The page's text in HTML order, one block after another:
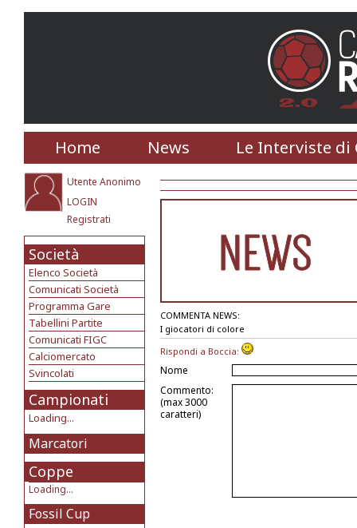
Home News Le Interviste di
Utente Anonimo
LOGIN
Registrati
Società
Elenco Società
Comunicati Società
Programma Gare
Tabellini Partite
Comunicati FIGC
Calciomercato
Svincolati
Campionati
Loading...
Marcatori
Coppe
Loading...
Fossil Cup
COMMENTA NEWS:
I giocatori di colore
Rispondi a Boccia:
Nome
Commento:
(max 3000
caratteri)